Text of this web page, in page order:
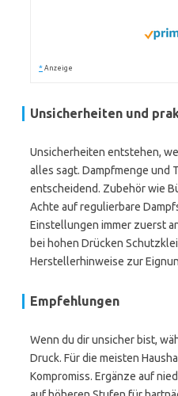
* Anzeige
Unsicherheiten und
Unsicherheiten entstehen,
alles sagt. Dampfmenge und
entscheidend. Zubehör wie
Achte auf regulierbare
Einstellungen immer zuerst
bei hohen Drücken
Herstellerhinweise zur
Empfehlungen
Wenn du dir unsicher bist,
Druck. Für die meisten
Kompromiss. Ergänze auf